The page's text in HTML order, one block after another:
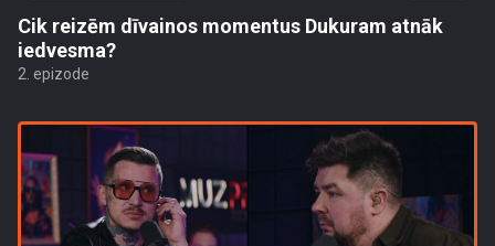
Cik reizēm dīvainos momentus Dukuram atnāk
iedvesma?
2. epizode